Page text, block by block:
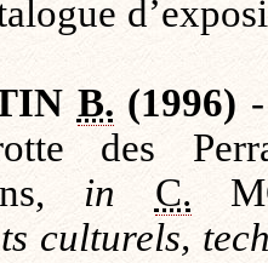
B. (1996)
des
in C.
culturels,